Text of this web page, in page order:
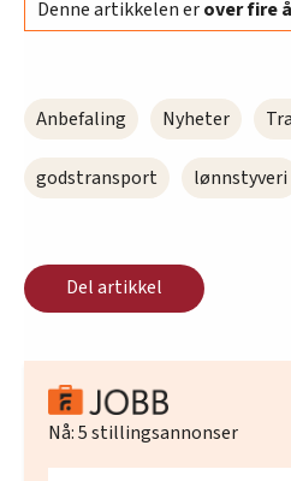
Denne artikkelen erover fire
Anbefaling Nyheter
godstransport lønnstyveri
Del artikkel
Nå:5stillingsannonser